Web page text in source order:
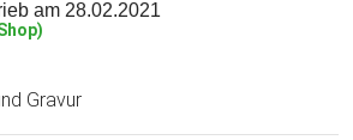
am 28.02.2021
Gravur